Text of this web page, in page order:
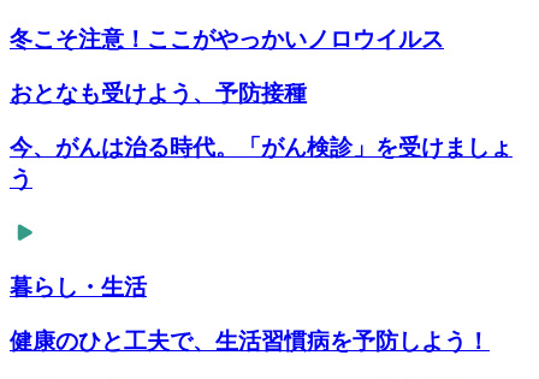
冬こそ注意！ここがやっかいノロウイルス
おとなも受けよう、予防接種
今、がんは治る時代。「がん検診」を受けましょ
う
暮らし・生活
健康のひと工夫で、生活習慣病を予防しよう！